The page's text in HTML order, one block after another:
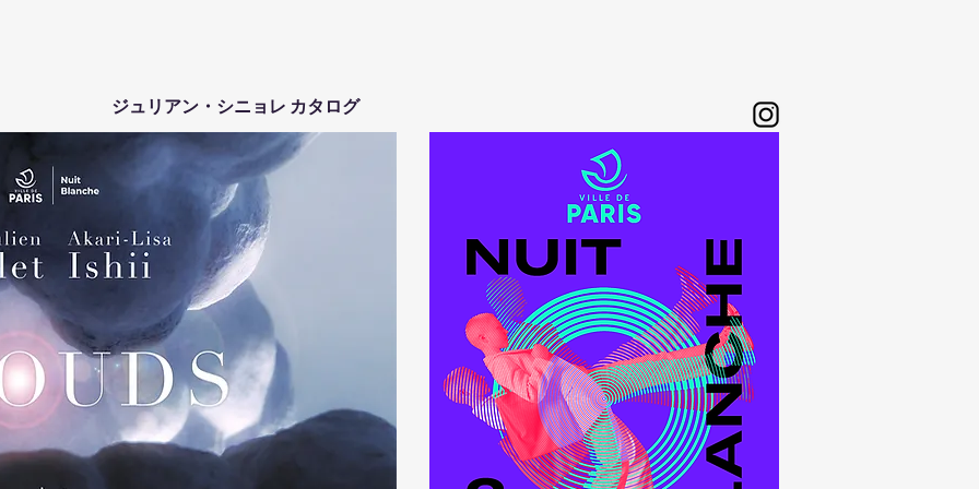
ジュリアン・シニョレ カタログ